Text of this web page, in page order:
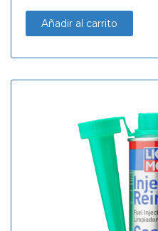
Añadir al carrito